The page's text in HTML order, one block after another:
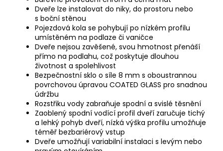
Dveře lze instalovat do niky, do prostoru nebo
s boční stěnou
Pojezdová kola se pohybují po nízkém profilu
umístěném na podlaze či vaničce
Dveře nejsou zavěšené, svou hmotnost přenáší
přímo na podlahu, což poskytuje dlouhou
životnost a spolehlivost
Bezpečnostní sklo o síle 8 mm s oboustrannou
povrchovou úpravou COATED GLASS pro snadnou
údržbu
Rozstřiku vody zabraňuje spodní a svislé těsnění
Zaoblený spodní vodící profil dveří zaručuje tichý
a lehký pohyb dveří, nízká výška profilu umožňuje
téměř bezbariérový vstup
Dveře umožňují variabilní instalaci s levým nebo